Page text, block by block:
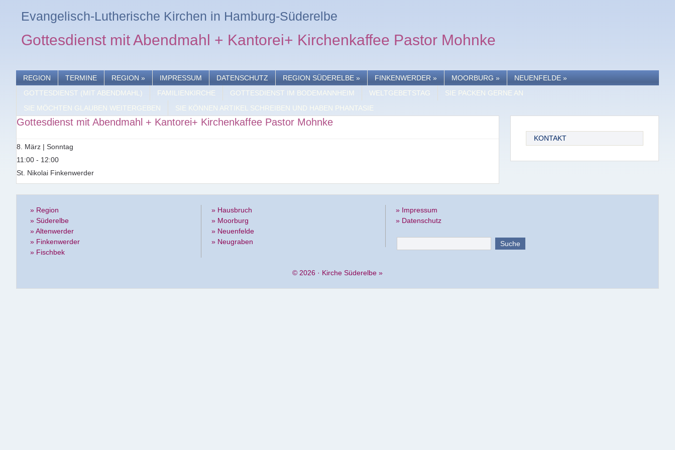
Evangelisch-Lutherische Kirchen in Hamburg-Süderelbe
Gottesdienst mit Abendmahl + Kantorei+ Kirchenkaffee Pastor Mohnke
REGION TERMINE REGION » IMPRESSUM DATENSCHUTZ REGION SÜDERELBE » FINKENWERDER » MOORBURG » NEUENFELDE »
GOTTESDIENST (MIT ABENDMAHL)
FAMILIENKIRCHE GOTTESDIENST IM BODEMANNHEIM WELTGEBETSTAG
SIE PACKEN GERNE AN
SIE MÖCHTEN GLAUBEN WEITERGEBEN
SIE KÖNNEN ARTIKEL SCHREIBEN UND HABEN PHANTASIE
Gottesdienst mit Abendmahl + Kantorei+ Kirchenkaffee Pastor Mohnke
8. März | Sonntag
11:00 - 12:00
St. Nikolai Finkenwerder
KONTAKT
» Region
» Süderelbe
» Altenwerder
» Finkenwerder
» Fischbek
» Hausbruch
» Moorburg
» Neuenfelde
» Neugraben
» Impressum
» Datenschutz
© 2026 · Kirche Süderelbe »